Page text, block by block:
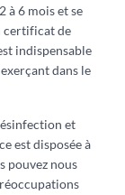
à 6 mois et se
certificat de
indispensable
dans le
et
est disposée à
pouvez nous